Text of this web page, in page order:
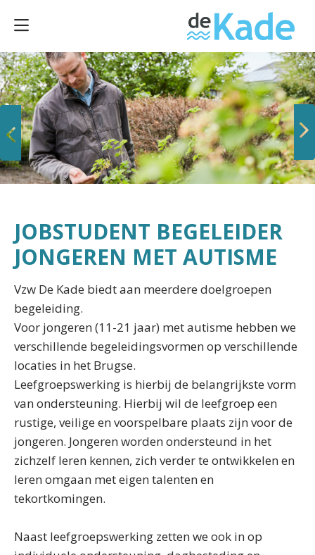
Vorige
Volgende
JOBSTUDENT BEGELEIDER
JONGEREN MET AUTISME
Vzw De Kade biedt aan meerdere doelgroepen
begeleiding.
Voor jongeren (11-21 jaar) met autisme hebben we
verschillende begeleidingsvormen op verschillende
locaties in het Brugse.
Leefgroepswerking is hierbij de belangrijkste vorm
van ondersteuning. Hierbij wil de leefgroep een
rustige, veilige en voorspelbare plaats zijn voor de
jongeren. Jongeren worden ondersteund in het
zichzelf leren kennen, zich verder te ontwikkelen en
leren omgaan met eigen talenten en
tekortkomingen.
Naast leefgroepswerking zetten we ook in op